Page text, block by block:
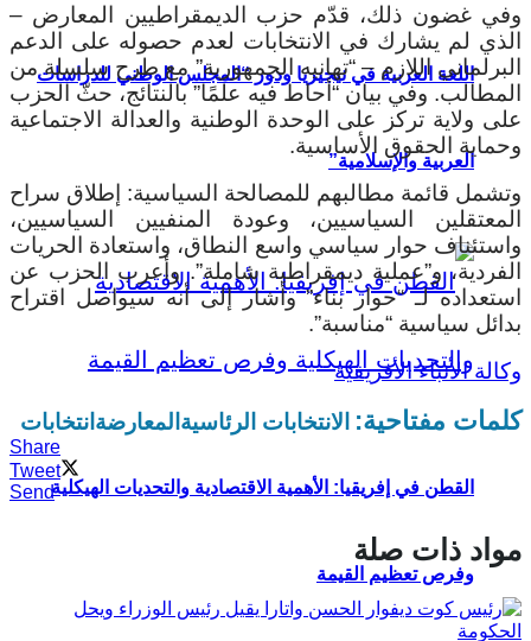
اللغة العربية في نيجيريا ودور “المجلس الوطني للدراسات
العربية والإسلامية”
القطن في إفريقيا: الأهمية الاقتصادية والتحديات الهيكلية
وفرص تعظيم القيمة
وفي غضون ذلك، قدّم حزب الديمقراطيين المعارض –
الذي لم يشارك في الانتخابات لعدم حصوله على الدعم
البرلماني اللازم – “تهانيه الجمهورية” مع طرح سلسلة من
المطالب. وفي بيان “أحاط فيه علمًا” بالنتائج، حثّ الحزب
على ولاية تركز على الوحدة الوطنية والعدالة الاجتماعية
وحماية الحقوق الأساسية.
وتشمل قائمة مطالبهم للمصالحة السياسية: إطلاق سراح
المعتقلين السياسيين، وعودة المنفيين السياسيين،
واستئناف حوار سياسي واسع النطاق، واستعادة الحريات
الفردية، و”عملية ديمقراطية شاملة”. وأعرب الحزب عن
استعداده لـ “حوار بناء” وأشار إلى أنه سيواصل اقتراح
بدائل سياسية “مناسبة”.
وكالة الأنباء الأفريقية
كلمات مفتاحية: الانتخابات الرئاسية المعارضة انتخابات
Share
Tweet
Send
مواد ذات صلة